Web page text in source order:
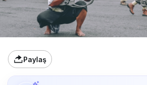
Paylaş